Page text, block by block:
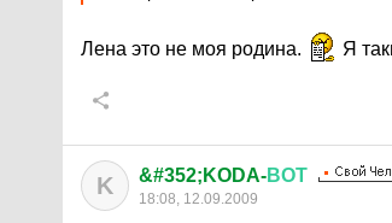
Лена это не моя родина. Я
K &#352;KODA-ВОТ
18:08, 12.09.2009